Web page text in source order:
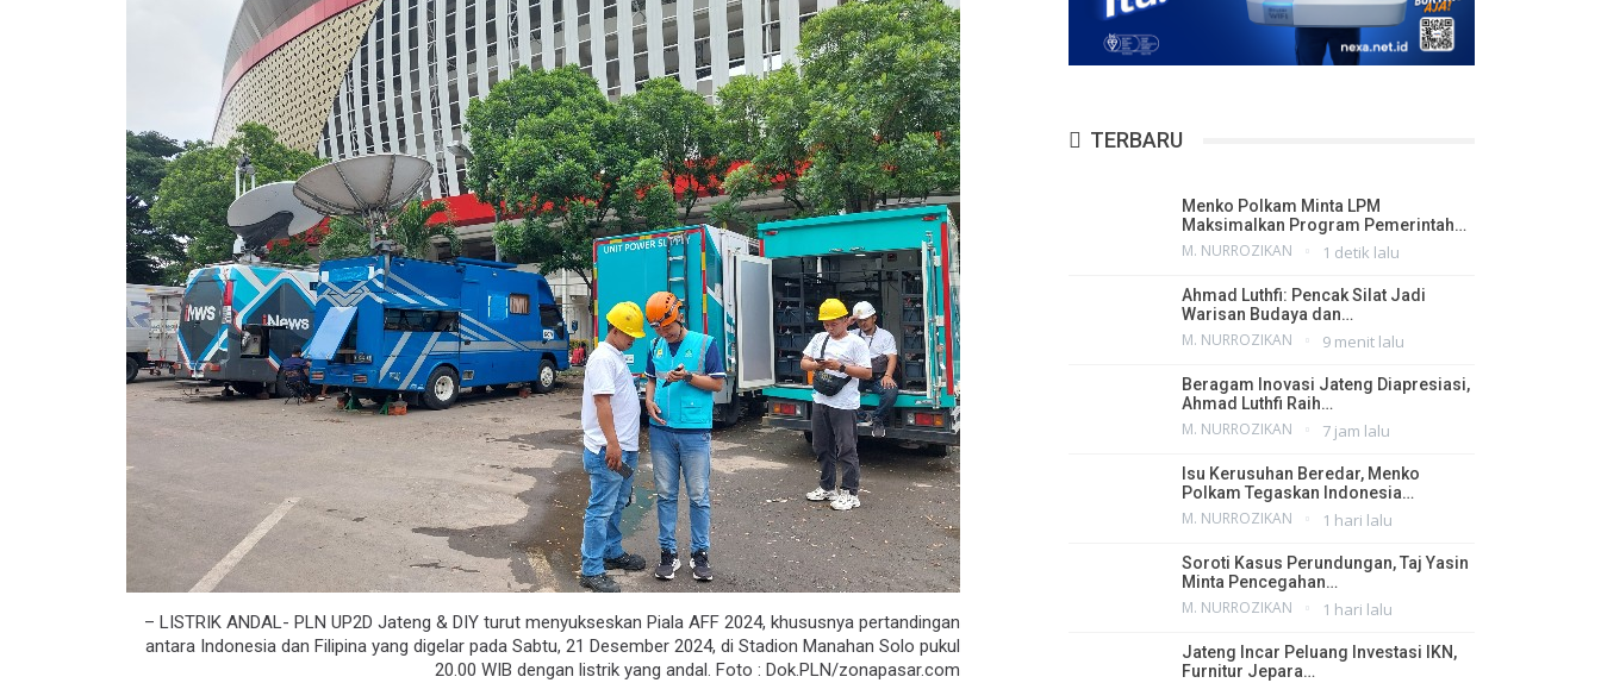
– LISTRIK ANDAL- PLN UP2D Jateng & DIY turut menyukseskan Piala AFF 2024, khususnya pertandingan
antara Indonesia dan Filipina yang digelar pada Sabtu, 21 Desember 2024, di Stadion Manahan Solo pukul
20.00 WIB dengan listrik yang andal. Foto : Dok.PLN/zonapasar.com
TERBARU
Menko Polkam Minta LPM
Maksimalkan Program Pemerintah…
M. NURROZIKAN 1 detik lalu
Ahmad Luthfi: Pencak Silat Jadi
Warisan Budaya dan…
M. NURROZIKAN 9 menit lalu
Beragam Inovasi Jateng Diapresiasi,
Ahmad Luthfi Raih…
M. NURROZIKAN 7 jam lalu
Isu Kerusuhan Beredar, Menko
Polkam Tegaskan Indonesia…
M. NURROZIKAN 1 hari lalu
Soroti Kasus Perundungan, Taj Yasin
Minta Pencegahan…
M. NURROZIKAN 1 hari lalu
Jateng Incar Peluang Investasi IKN,
Furnitur Jepara…